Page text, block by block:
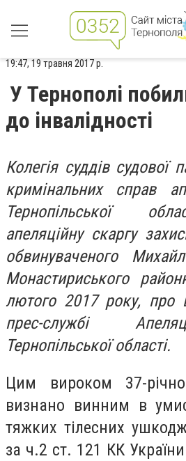
19:47, 19 травня 2017 р.
У Тернополі
до інвалідності
Колегія суддів судової
кримінальних справ
Тернопільської
апеляційну скаргу
обвинуваченого
Монастириського
лютого 2017 року, про
прес-службі
Тернопільської області.
Цим вироком 37-
визнано винним в
тяжких тілесних
за ч.2 ст. 121 КК